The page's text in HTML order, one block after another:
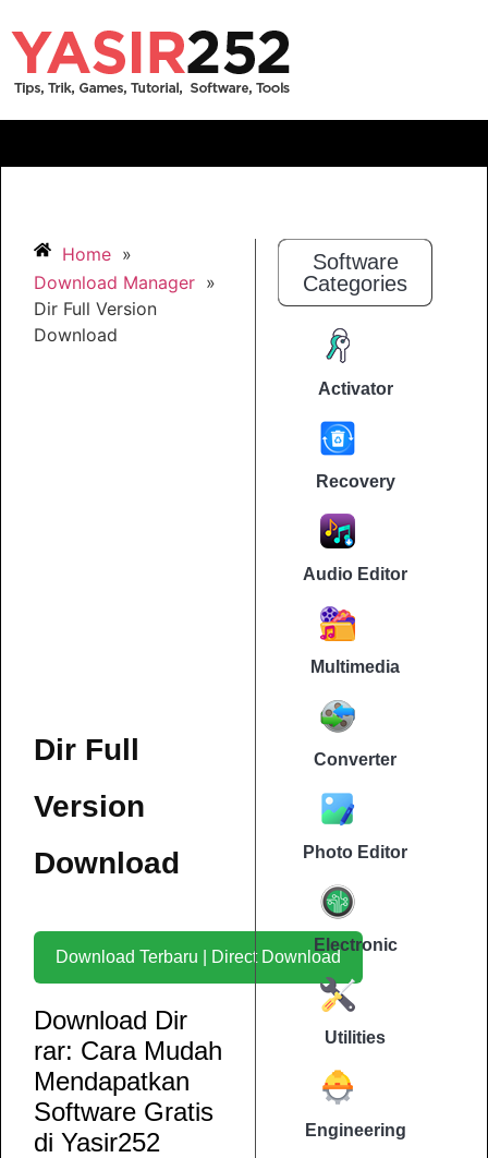
Home »
Download Manager »
Dir Full Version
Download
Dir Full
Version
Download
Download Terbaru | Direct Download
Download Dir
rar: Cara Mudah
Mendapatkan
Software Gratis
di Yasir252
Software
Categories
Activator
Recovery
Audio Editor
Multimedia
Converter
Photo Editor
Electronic
Utilities
Engineering